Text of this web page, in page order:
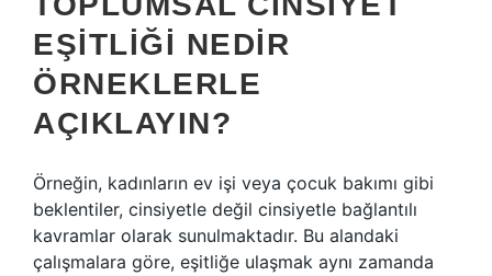
EŞITLIĞI NEDIR
ÖRNEKLERLE
AÇIKLAYIN?
Örneğin, kadınların ev işi veya çocuk bakımı gibi
beklentiler, cinsiyetle değil cinsiyetle bağlantılı
kavramlar olarak sunulmaktadır. Bu alandaki
çalışmalara göre, eşitliğe ulaşmak aynı zamanda